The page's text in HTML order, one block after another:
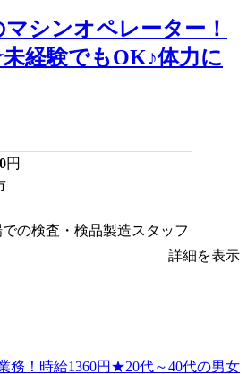
シンオペレーター！
経験でもOK♪体力に
円
の検査・検品製造スタッフ
詳細を表示